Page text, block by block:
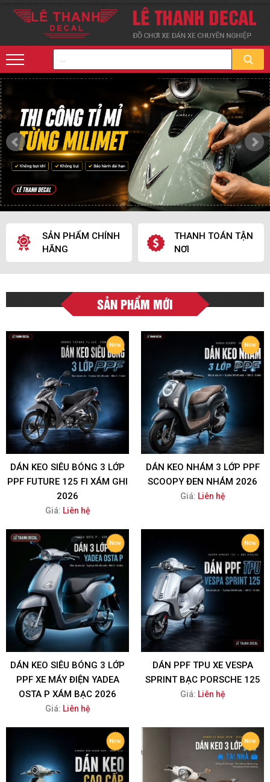
THANH TOÁN TẬN
GIAO HÀNG
SẢN PHẨM MỚI
DÁN KEO SIÊU BÓNG 3 LỚP
PPF FUTURE 125 FI XÁM GHI
2026
Giá: Liên hệ
DÁN KEO NHÁM 3 LỚP PPF
SCOOPY ĐEN NHÁM 2026
Giá: Liên hệ
DÁN KEO SIÊU BÓNG 3 LỚP
PPF XE MÁY ĐIỆN YADEA
OSTA P XÁM BẠC 2026
Giá: Liên hệ
DÁN PPF TPU XE VESPA
SPRINT BẠC PORSCHE 125
Giá: Liên hệ